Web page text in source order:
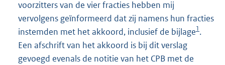
voorzitters van de vier fracties hebben mij
vervolgens geïnformeerd dat zij namens hun fracties
instemden met het akkoord, inclusief de bijlage1.
Een afschrift van het akkoord is bij dit verslag
gevoegd evenals de notitie van het CPB met de